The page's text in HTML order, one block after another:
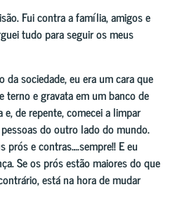
Fui contra a família, amigos e
tudo para seguir os meus
da sociedade, eu era um cara que
terno e gravata em um banco de
de repente, comecei a limpar
do outro lado do mundo.
prós e contras….sempre!! E eu
Se os prós estão maiores do que
está na hora de mudar